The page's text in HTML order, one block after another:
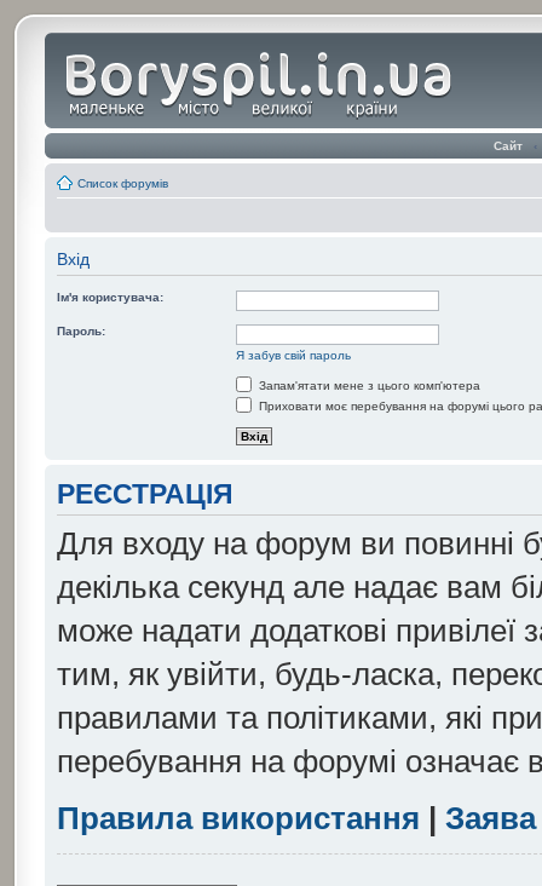
Сайт ‹
Список форумів
Вхід
Ім'я користувача:
Пароль:
Я забув свій пароль
Запам'ятати мене з цього комп'ютера
Приховати моє перебування на форумі цього
РЕЄСТРАЦІЯ
Для входу на форум ви повинні
декілька секунд але надає вам
може надати додаткові
тим, як увійти, будь-ласка,
правилами та політиками, які
перебування на форумі означає
Правила використання | Заява